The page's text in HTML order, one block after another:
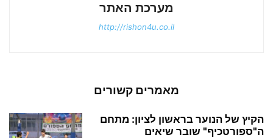
מערכת האתר
http://rishon4u.co.il
מאמרים קשורים
הקיץ של הנוער בראשון לציון: מתחם
ה"ספורטכיף" שובר שיאים